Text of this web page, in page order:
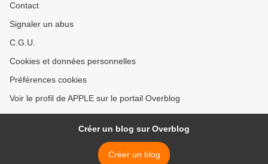
Contact
Signaler un abus
C.G.U.
Cookies et données personnelles
Préférences cookies
Voir le profil de APPLE sur le portail Overblog
Créer un blog sur Overblog
Créer un blog